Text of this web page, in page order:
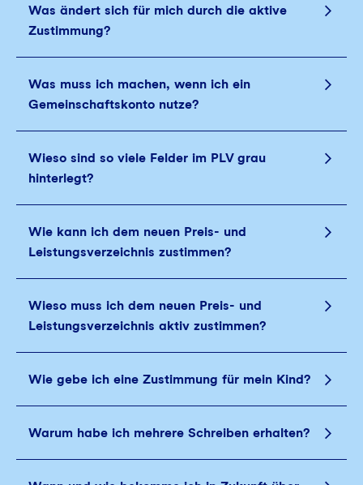
Was ändert sich für mich durch die aktive
Zustimmung?
Was muss ich machen, wenn ich ein
Gemeinschaftskonto nutze?
Wieso sind so viele Felder im PLV grau
hinterlegt?
Wie kann ich dem neuen Preis- und
Leistungsverzeichnis zustimmen?
Wieso muss ich dem neuen Preis- und
Leistungsverzeichnis aktiv zustimmen?
Wie gebe ich eine Zustimmung für mein Kind?
Warum habe ich mehrere Schreiben erhalten?